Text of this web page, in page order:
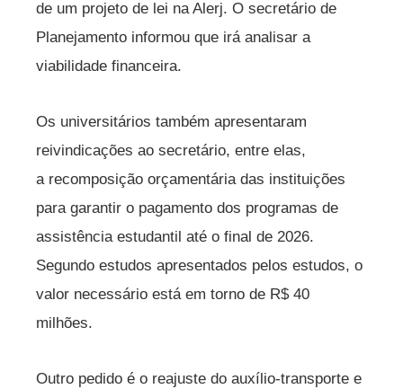
de um projeto de lei na Alerj. O secretário de
Planejamento informou que irá analisar a
viabilidade financeira.
Os universitários também apresentaram
reivindicações ao secretário, entre elas,
a recomposição orçamentária das instituições
para garantir o pagamento dos programas de
assistência estudantil até o final de 2026.
Segundo estudos apresentados pelos estudos, o
valor necessário está em torno de R$ 40
milhões.
Outro pedido é o reajuste do auxílio-transporte e